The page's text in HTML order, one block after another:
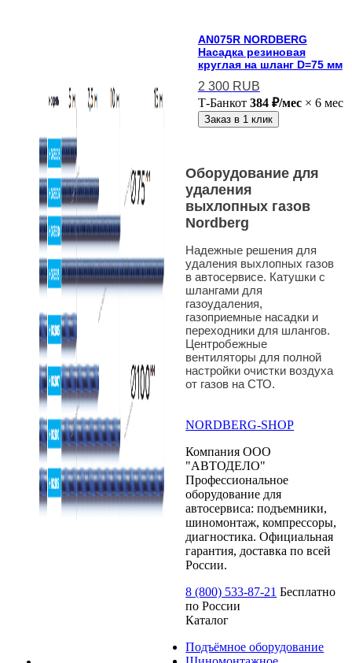
AN075R NORDBERG
Насадка резиновая
круглая на шланг D=75 мм
2 300 RUB
Т-Банкот 384 ₽/мес× 6 мес
Заказ в 1 клик
Оборудование для
удаления
выхлопных газов
Nordberg
Надежные решения для
удаления выхлопных газов
в автосервисе. Катушки с
шлангами для
газоудаления,
газоприемные насадки и
переходники для шлангов.
Центробежные
вентиляторы для полной
настройки очистки воздуха
от газов на СТО.
NORDBERG-SHOP
Компания ООО
"АВТОДЕЛО"
Профессиональное
оборудование для
автосервиса: подъемники,
шиномонтаж, компрессоры,
диагностика. Официальная
гарантия, доставка по всей
России.
8 (800) 533-87-21 Бесплатно
по России
Каталог
Подъёмное оборудование